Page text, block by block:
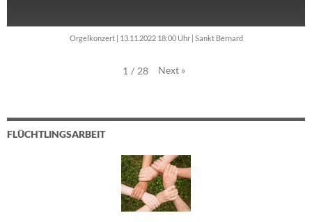
Orgelkonzert | 13.11.2022 18:00 Uhr | Sankt Bernard
1 / 28 Next »
FLÜCHTLINGSARBEIT